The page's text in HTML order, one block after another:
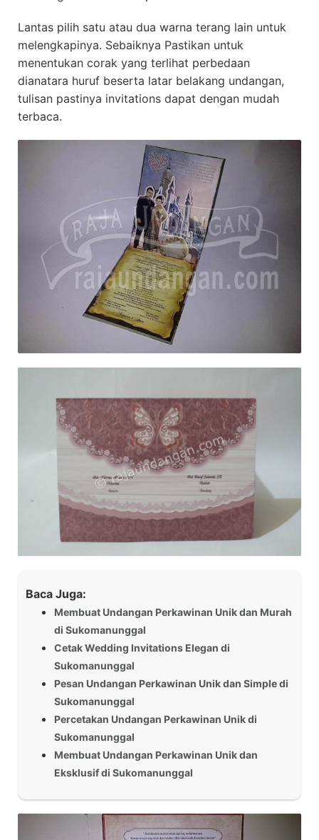
Lantas pilih satu atau dua warna terang lain untuk
melengkapinya. Sebaiknya Pastikan untuk
menentukan corak yang terlihat perbedaan
dianatara huruf beserta latar belakang undangan,
tulisan pastinya invitations dapat dengan mudah
terbaca.
Baca Juga:
Membuat Undangan Perkawinan Unik dan Murah
di Sukomanunggal
Cetak Wedding Invitations Elegan di
Sukomanunggal
Pesan Undangan Perkawinan Unik dan Simple di
Sukomanunggal
Percetakan Undangan Perkawinan Unik di
Sukomanunggal
Membuat Undangan Perkawinan Unik dan
Eksklusif di Sukomanunggal